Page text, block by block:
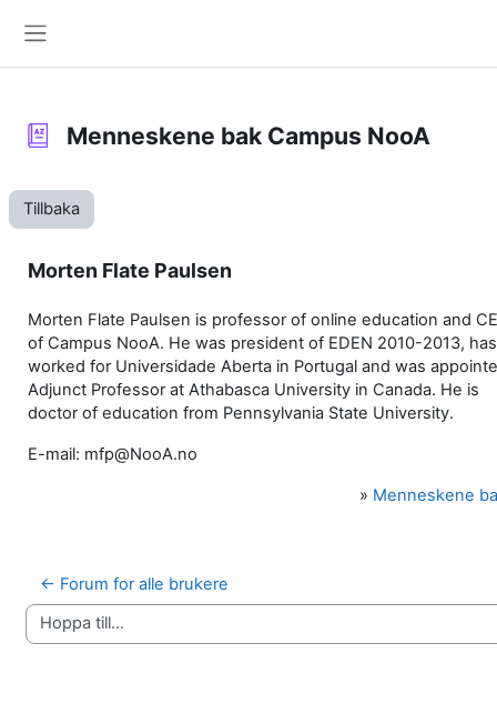
Menneskene bak Campus NooA
Tillbaka
Morten Flate Paulsen
Morten Flate Paulsen is professor of online education and
of Campus NooA. He was president of EDEN 2010-2013, has
worked for Universidade Aberta in Portugal and was
Adjunct Professor at Athabasca University in Canada. He is
doctor of education from Pennsylvania State University.
E-mail: mfp@NooA.no
» Menneskene
← Forum for alle brukere
Hoppa till...